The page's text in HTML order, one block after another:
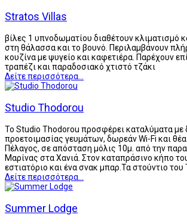
Stratos Villas
βίλες 1 υπνοδωματίου διαθέτουν κλιματισμό
στη θάλασσα και το βουνό. Περιλαμβάνουν
κουζίνα με ψυγείο και καφετιέρα. Παρέχουν
τραπέζι και παραδοσιακό χτιστό τζάκι
Δείτε περισσότερα...
Studio Thodorou
Το Studio Thodorou προσφέρει καταλύματα με
προετοιμασίας γευμάτων, δωρεάν Wi-Fi και
Πέλαγος, σε απόσταση μόλις 10μ. από την
Μαρίνας στα Χανιά. Στον καταπράσινο κήπο
εστιατόριο και ένα σνακ μπαρ.Τα στούντιο του
Δείτε περισσότερα...
Summer Lodge